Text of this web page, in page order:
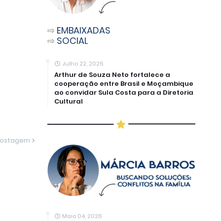
⇨ EMBAIXADAS
⇨ SOCIAL
Julho 22, 2026
Arthur de Souza Neto fortalece a
cooperação entre Brasil e Moçambique
ao convidar Sula Costa para a Diretoria
Cultural
Maio 04, 2026